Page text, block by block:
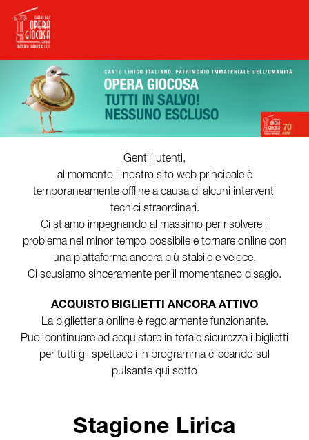
Gentili utenti,
al momento il nostro sito web principale è
temporaneamente offline a causa di alcuni interventi
tecnici straordinari.
Ci stiamo impegnando al massimo per risolvere il
problema nel minor tempo possibile e tornare online con
una piattaforma ancora più stabile e veloce.
Ci scusiamo sinceramente per il momentaneo disagio.
ACQUISTO BIGLIETTI ANCORA ATTIVO
La biglietteria online è regolarmente funzionante.
Puoi continuare ad acquistare in totale sicurezza i biglietti
per tutti gli spettacoli in programma cliccando sul
pulsante qui sotto
Stagione Lirica